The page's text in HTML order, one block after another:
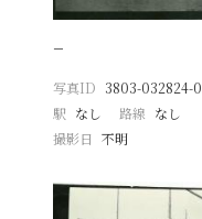
−
写真ID 3803-032824-0
駅 なし 路線 なし
撮影日
不明